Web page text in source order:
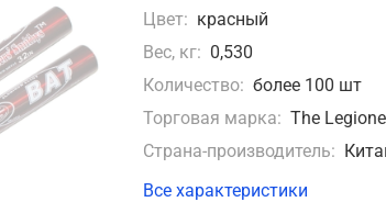
Цвет: красный
Вес, кг: 0,530
Количество: более 100 шт
Торговая марка: The
Страна-производитель:
Все характеристики